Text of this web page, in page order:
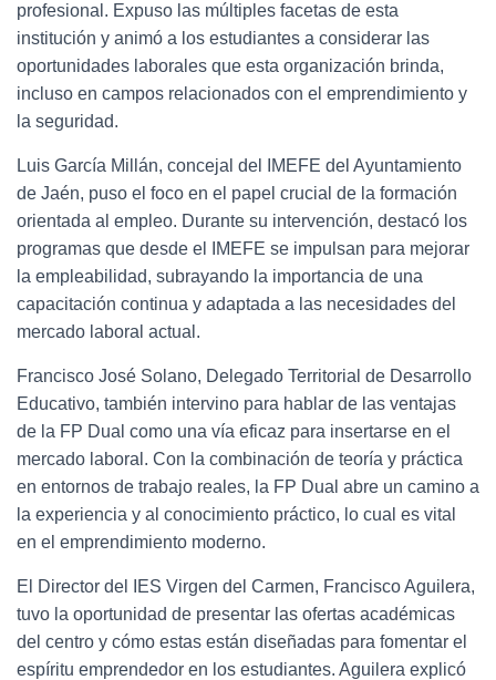
profesional. Expuso las múltiples facetas de esta
institución y animó a los estudiantes a considerar las
oportunidades laborales que esta organización brinda,
incluso en campos relacionados con el emprendimiento y
la seguridad.
Luis García Millán, concejal del IMEFE del Ayuntamiento
de Jaén, puso el foco en el papel crucial de la formación
orientada al empleo. Durante su intervención, destacó los
programas que desde el IMEFE se impulsan para mejorar
la empleabilidad, subrayando la importancia de una
capacitación continua y adaptada a las necesidades del
mercado laboral actual.
Francisco José Solano, Delegado Territorial de Desarrollo
Educativo, también intervino para hablar de las ventajas
de la FP Dual como una vía eficaz para insertarse en el
mercado laboral. Con la combinación de teoría y práctica
en entornos de trabajo reales, la FP Dual abre un camino a
la experiencia y al conocimiento práctico, lo cual es vital
en el emprendimiento moderno.
El Director del IES Virgen del Carmen, Francisco Aguilera,
tuvo la oportunidad de presentar las ofertas académicas
del centro y cómo estas están diseñadas para fomentar el
espíritu emprendedor en los estudiantes. Aguilera explicó